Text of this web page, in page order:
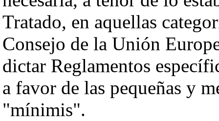
Tratado, en aquellas
Consejo de la Unión
dictar Reglamentos
a favor de las pequeñas y
"mínimis".